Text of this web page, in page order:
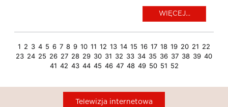
WIĘCEJ...
1 2 3 4 5 6 7 8 9 10 11 12 13 14 15 16 17 18 19 20 21 22
23 24 25 26 27 28 29 30 31 32 33 34 35 36 37 38 39 40
41 42 43 44 45 46 47 48 49 50 51 52
Telewizja internetowa